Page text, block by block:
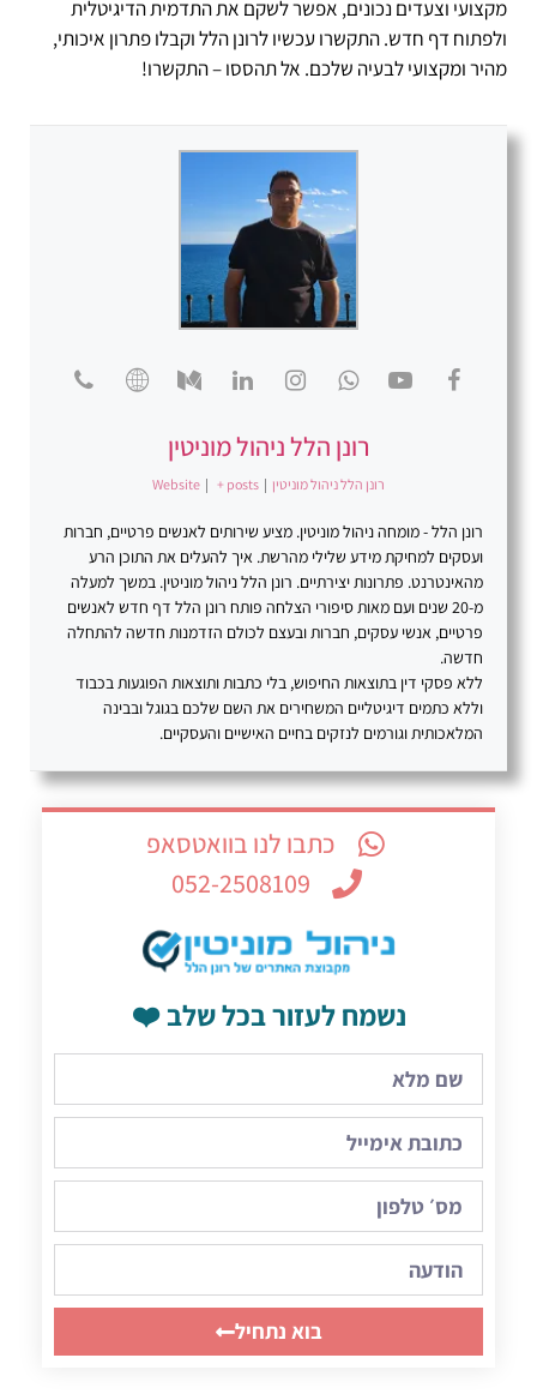
מקצועי וצעדים נכונים, אפשר לשקם את התדמית הדיגיטלית
ולפתוח דף חדש. התקשרו עכשיו לרונן הלל וקבלו פתרון איכותי,
מהיר ומקצועי לבעיה שלכם. אל תהססו – התקשרו!
רונן הלל ניהול מוניטין
רונן הלל ניהול מוניטין |
Website | + posts
רונן הלל - מומחה ניהול מוניטין. מציע שירותים לאנשים פרטיים, חברות
ועסקים למחיקת מידע שלילי מהרשת. איך להעלים את התוכן הרע
מהאינטרנט. פתרונות יצירתיים. רונן הלל ניהול מוניטין. במשך למעלה
מ-20 שנים ועם מאות סיפורי הצלחה פותח רונן הלל דף חדש לאנשים
פרטיים, אנשי עסקים, חברות ובעצם לכולם הזדמנות חדשה להתחלה
חדשה.
ללא פסקי דין בתוצאות החיפוש, בלי כתבות ותוצאות הפוגעות בכבוד
וללא כתמים דיגיטליים המשחירים את השם שלכם בגוגל ובבינה
המלאכותית וגורמים לנזקים בחיים האישיים והעסקיים.
כתבו לנו בוואטסאפ
052-2508109
נשמח לעזור בכל שלב ❤️
בוא נתחיל